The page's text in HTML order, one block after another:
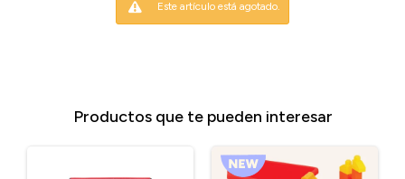
Este artículo está agotado.
Productos que te pueden interesar